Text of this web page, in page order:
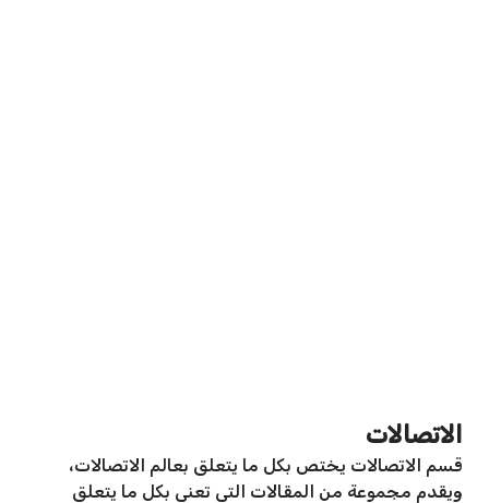
الاتصالات
قسم الاتصالات يختص بكل ما يتعلق بعالم الاتصالات،
ويقدم مجموعة من المقالات التي تعنى بكل ما يتعلق